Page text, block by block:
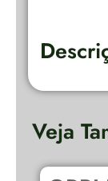
Veja